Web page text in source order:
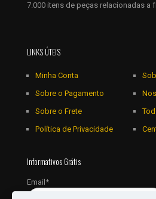
7.000 itens de peças relacionadas a
LINKS ÚTEIS
Minha Conta
Sobre o Pagamento
Sobre o Frete
Política de Privacidade
Informativos Grátis
Email*